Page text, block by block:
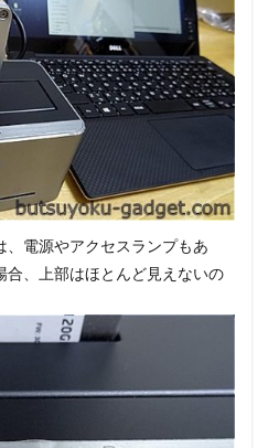
、電源やアクセスランプもあ
合、上部はほとんど見えないの